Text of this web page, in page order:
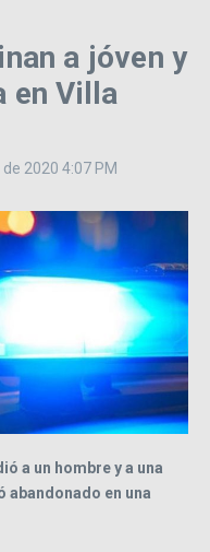
a jóven y
en Villa
2020 4:07 PM
a un hombre y a una
abandonado en una